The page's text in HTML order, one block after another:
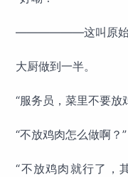
——————这叫原始
大厨做到一半。
“服务员，菜里不要放
“不放鸡肉怎么做啊？”
“不放鸡肉就行了，